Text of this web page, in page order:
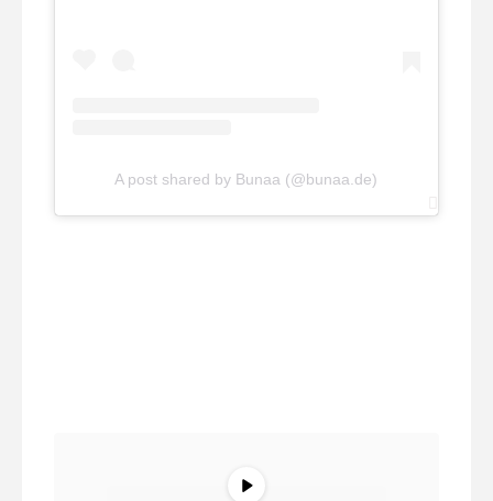
A post shared by Bunaa (@bunaa.de)